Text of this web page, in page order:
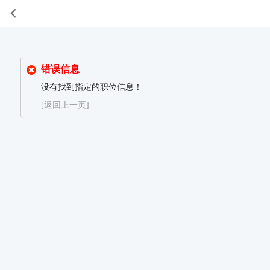
错误信息
没有找到指定的职位信息！
[返回上一页]